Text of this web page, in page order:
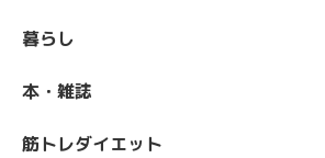
暮らし
本・雑誌
筋トレダイエット